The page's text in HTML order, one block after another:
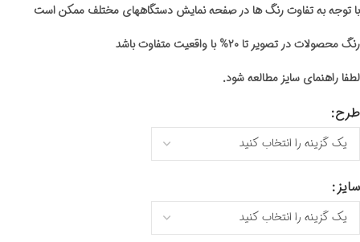
با توجه به تفاوت رنگ ها در صفحه نمایش دستگاههای مختلف ممکن است
رنگ محصولات در تصویر تا ۲۰% با واقعیت متفاوت باشد
لطفا راهنمای سایز مطالعه شود.
طرح
سایز